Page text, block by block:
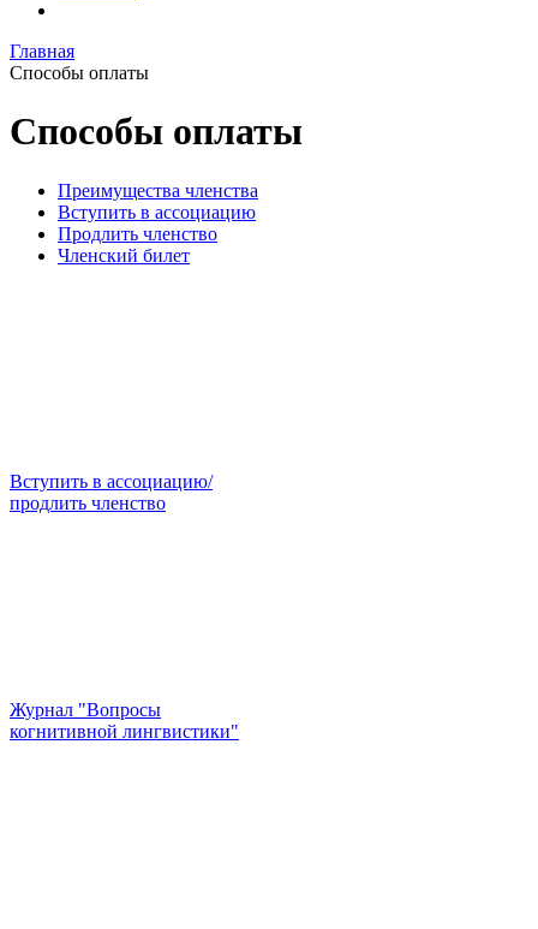
Главная
Способы оплаты
Способы оплаты
Преимущества членства
Вступить в ассоциацию
Продлить членство
Членский билет
Вступить в ассоциацию/
продлить членство
Журнал "Вопросы
когнитивной лингвистики"